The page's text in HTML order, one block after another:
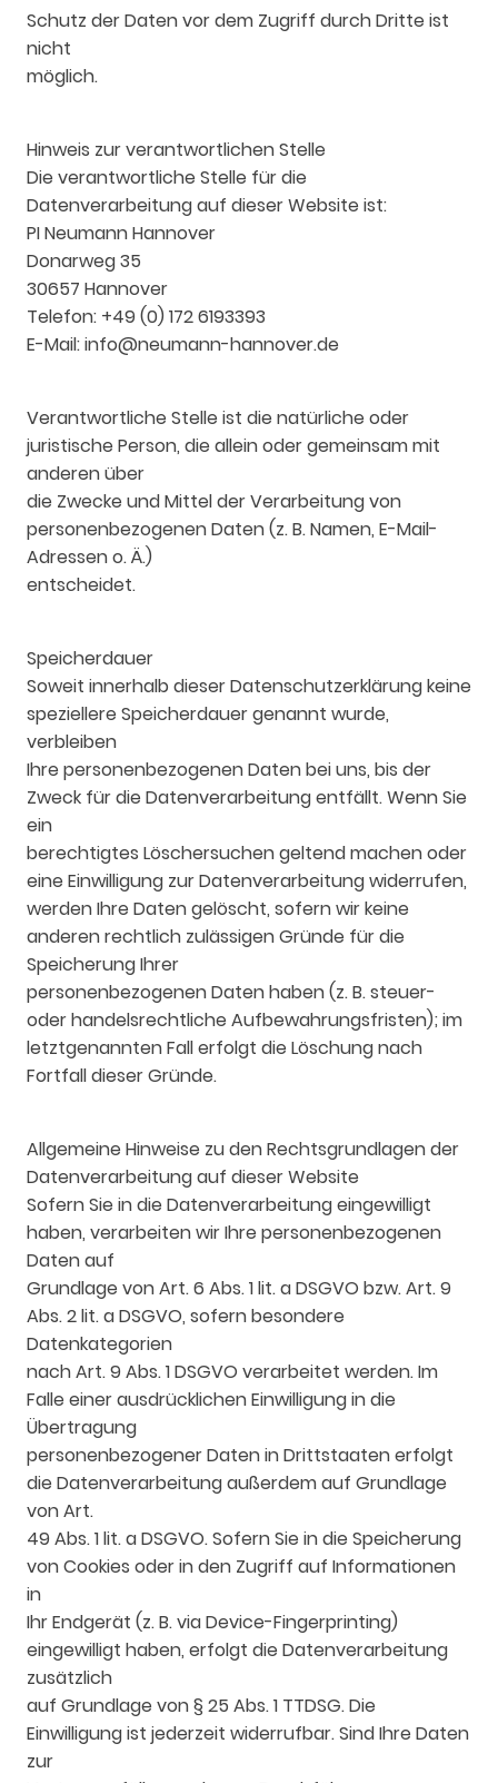
Schutz der Daten vor dem Zugriff durch Dritte ist
nicht
möglich.
Hinweis zur verantwortlichen Stelle
Die verantwortliche Stelle für die
Datenverarbeitung auf dieser Website ist:
PI Neumann Hannover
Donarweg 35
30657 Hannover
Telefon: +49 (0) 172 6193393
E-Mail: info@neumann-hannover.de
Verantwortliche Stelle ist die natürliche oder
juristische Person, die allein oder gemeinsam mit
anderen über
die Zwecke und Mittel der Verarbeitung von
personenbezogenen Daten (z. B. Namen, E-Mail-
Adressen o. Ä.)
entscheidet.
Speicherdauer
Soweit innerhalb dieser Datenschutzerklärung keine
speziellere Speicherdauer genannt wurde,
verbleiben
Ihre personenbezogenen Daten bei uns, bis der
Zweck für die Datenverarbeitung entfällt. Wenn Sie
ein
berechtigtes Löschersuchen geltend machen oder
eine Einwilligung zur Datenverarbeitung widerrufen,
werden Ihre Daten gelöscht, sofern wir keine
anderen rechtlich zulässigen Gründe für die
Speicherung Ihrer
personenbezogenen Daten haben (z. B. steuer-
oder handelsrechtliche Aufbewahrungsfristen); im
letztgenannten Fall erfolgt die Löschung nach
Fortfall dieser Gründe.
Allgemeine Hinweise zu den Rechtsgrundlagen der
Datenverarbeitung auf dieser Website
Sofern Sie in die Datenverarbeitung eingewilligt
haben, verarbeiten wir Ihre personenbezogenen
Daten auf
Grundlage von Art. 6 Abs. 1 lit. a DSGVO bzw. Art. 9
Abs. 2 lit. a DSGVO, sofern besondere
Datenkategorien
nach Art. 9 Abs. 1 DSGVO verarbeitet werden. Im
Falle einer ausdrücklichen Einwilligung in die
Übertragung
personenbezogener Daten in Drittstaaten erfolgt
die Datenverarbeitung außerdem auf Grundlage
von Art.
49 Abs. 1 lit. a DSGVO. Sofern Sie in die Speicherung
von Cookies oder in den Zugriff auf Informationen
in
Ihr Endgerät (z. B. via Device-Fingerprinting)
eingewilligt haben, erfolgt die Datenverarbeitung
zusätzlich
auf Grundlage von § 25 Abs. 1 TTDSG. Die
Einwilligung ist jederzeit widerrufbar. Sind Ihre Daten
zur